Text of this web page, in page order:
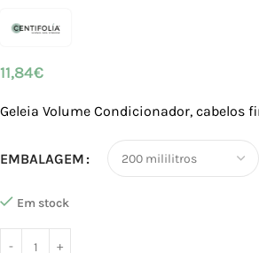
11,84€
Geleia Volume Condicionador, cabelos
EMBALAGEM
Em stock